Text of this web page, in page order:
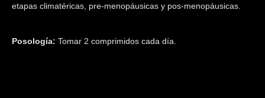
etapas climatéricas, pre-menopáusicas y pos-menopáusicas.
Posología: Tomar 2 comprimidos cada día.